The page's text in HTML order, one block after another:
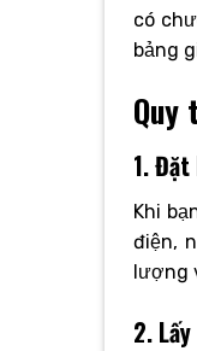
có
bảng
Quy
1.
Khi
điện,
lượng
2.